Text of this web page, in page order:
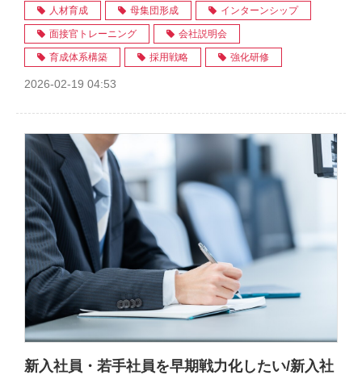
人材育成 母集団形成 インターンシップ
面接官トレーニング 会社説明会
育成体系構築 採用戦略 強化研修
2026-02-19 04:53
新入社員・若手社員を早期戦力化したい/新入社